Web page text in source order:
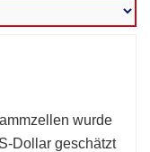
wurde
Dollar geschätzt